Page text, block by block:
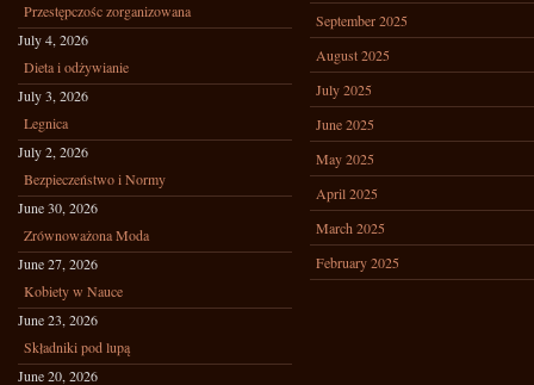
Przestępczośc zorganizowana
July 4, 2026
Dieta i odżywianie
July 3, 2026
Legnica
July 2, 2026
Bezpieczeństwo i Normy
June 30, 2026
Zrównoważona Moda
June 27, 2026
Kobiety w Nauce
June 23, 2026
Składniki pod lupą
June 20, 2026
September 2025
August 2025
July 2025
June 2025
May 2025
April 2025
March 2025
February 2025